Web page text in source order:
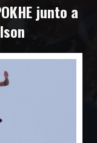
junto a